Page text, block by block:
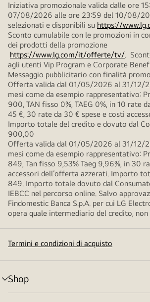
Iniziativa promozionale valida dalle ore
07/08/2026 alle ore 23:59 del 10/08/
selezionati e disponibili su https://
Sconto cumulabile con le promozioni in
dei prodotti della promozione
https://www.lg.com/it/offerte/tv/.
agli utenti Vip Program e Corporate
Messaggio pubblicitario con finalità
Offerta valida dal 01/05/2026 al 31/12/
mesi come da esempio rappresentativo:
900, TAN fisso 0%, TAEG 0%, in 10 rate
45 €, 30 rate da 30 € spese e costi
Importo totale del credito e dovuto dal
900,00
Offerta valida dal 01/05/2026 al 31/12/
mesi come da esempio rappresentativo:
849, Tan fisso 9,53% Taeg 9,96%, in 30
accessori dell’offerta azzerati. Importo
849. Importo totale dovuto dal
IEBCC nel percorso online. Salvo
Findomestic Banca S.p.A. per cui LG
opera quale intermediario del credito, non
Termini e condizioni di acquisto
Shop
Attivazione
menu